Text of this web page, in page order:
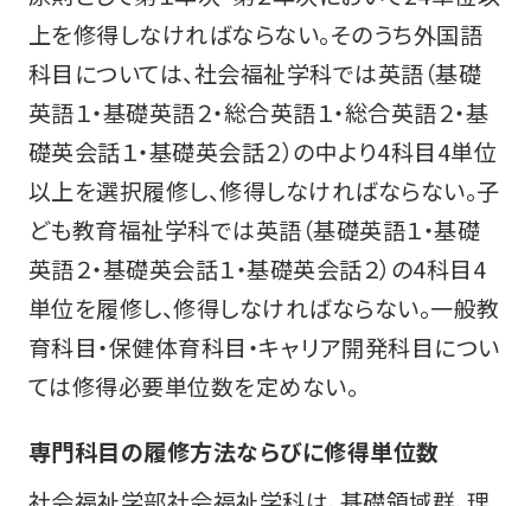
上を修得しなければならない。そのうち外国語
科目については、社会福祉学科では英語（基礎
英語１・基礎英語２・総合英語１・総合英語２・基
礎英会話１・基礎英会話２）の中より4科目4単位
以上を選択履修し、修得しなければならない。子
ども教育福祉学科では英語（基礎英語１・基礎
英語２・基礎英会話１・基礎英会話２）の4科目4
単位を履修し、修得しなければならない。一般教
育科目・保健体育科目・キャリア開発科目につい
ては修得必要単位数を定めない。
専門科目の履修方法ならびに修得単位数